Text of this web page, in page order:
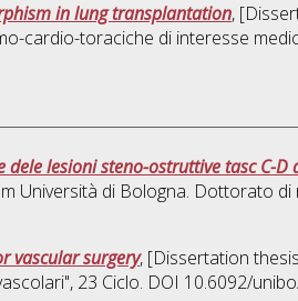
in lung transplantation,
cardio-toraciche di interesse
lesioni steno-ostruttive tasc C-
Università di Bologna. Dottorato di
vascular surgery, [Dissertation
, 23 Ciclo. DOI 10.6092/